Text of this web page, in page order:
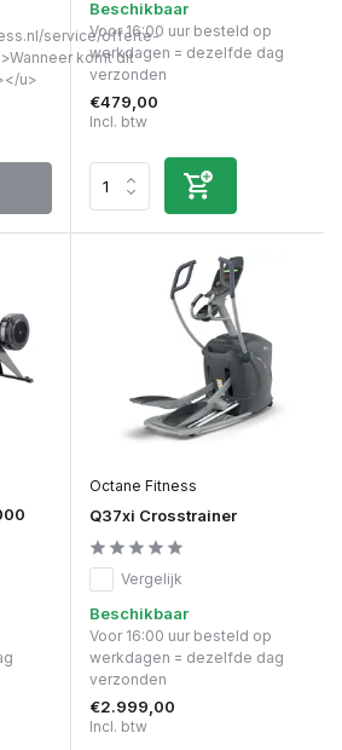
service/offerte-
komt dit
u>
Beschikbaar
Voor 16:00 uur besteld op
werkdagen = dezelfde dag
verzonden
€479,00
Incl. btw
Octane Fitness
Q37xi Crosstrainer
Vergelijk
Beschikbaar
Voor 16:00 uur besteld op
werkdagen = dezelfde dag
verzonden
€2.999,00
Incl. btw